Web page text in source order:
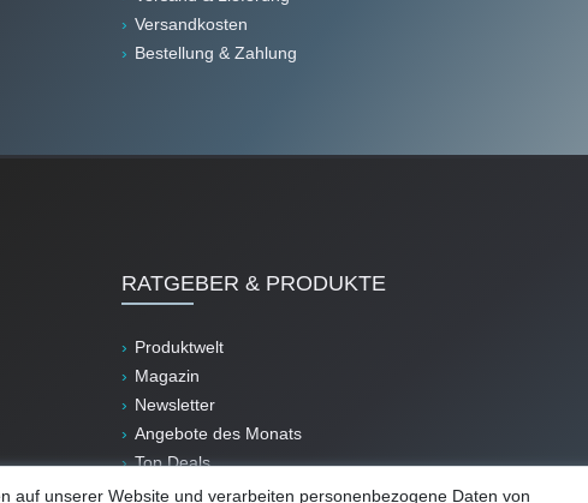
Versandkosten
Bestellung & Zahlung
RATGEBER & PRODUKTE
Produktwelt
Magazin
Newsletter
Angebote des Monats
Top Deals
B-Ware
auf unserer Website und verarbeiten personenbezogene Daten von